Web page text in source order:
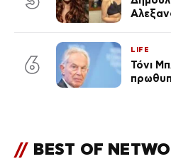
6
LIFE
Τόνι
// BEST OF